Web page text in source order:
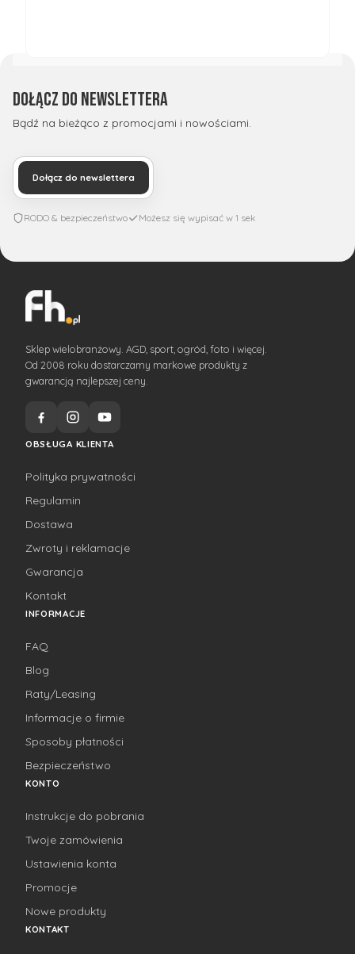
Dołącz do newslettera
Bądź na bieżąco z promocjami i nowościami.
Dołącz do newslettera
RODO & bezpieczeństwo Możesz się wypisać w 1 sek
Sklep wielobranżowy. AGD, sport, ogród, foto i więcej.
Od 2008 roku dostarczamy markowe produkty z
gwarancją najlepszej ceny.
OBSŁUGA KLIENTA
Polityka prywatności
Regulamin
Dostawa
Zwroty i reklamacje
Gwarancja
Kontakt
INFORMACJE
FAQ
Blog
Raty/Leasing
Informacje o firmie
Sposoby płatności
Bezpieczeństwo
KONTO
Instrukcje do pobrania
Twoje zamówienia
Ustawienia konta
Promocje
Nowe produkty
KONTAKT